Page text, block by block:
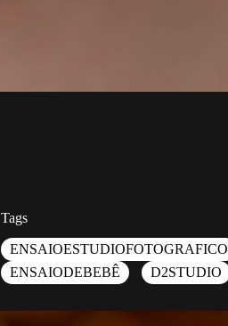
Tags
ENSAIOESTUDIOFOTOGRAFICO
ENSAIODEBEBÊ
D2STUDIO